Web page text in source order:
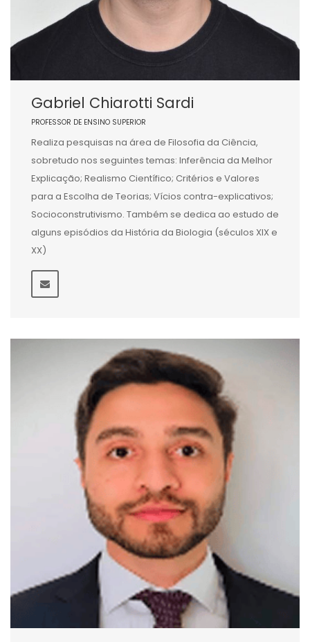
Gabriel Chiarotti Sardi
PROFESSOR DE ENSINO SUPERIOR
Realiza pesquisas na área de Filosofia da Ciência,
sobretudo nos seguintes temas: Inferência da Melhor
Explicação; Realismo Científico; Critérios e Valores
para a Escolha de Teorias; Vícios contra-explicativos;
Socioconstrutivismo. Também se dedica ao estudo de
alguns episódios da História da Biologia (séculos XIX e
XX)